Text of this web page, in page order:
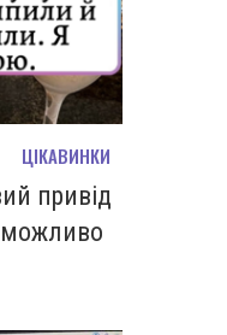
ЦІКАВИНКИ
привід